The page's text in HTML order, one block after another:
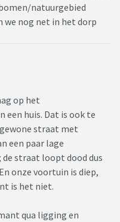
natuurgebied
nog net in het dorp
op het
huis. Dat is ook te
straat met
een paar lage
straat loopt dood dus
onze voortuin is diep,
is het niet.
qua ligging en